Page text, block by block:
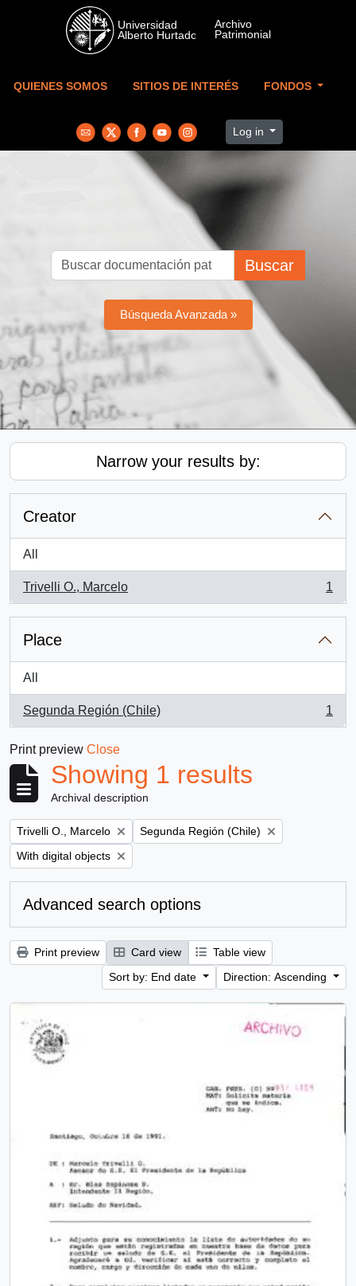
Skip to main content
QUIENES SOMOS SITIOS DE INTERÉS FONDOS
Log in
Buscar
Búsqueda Avanzada »
Narrow your results by:
Creator
All
Trivelli O., Marcelo
, 1 results
1
Place
All
Segunda Región (Chile)
, 1 results
1
Print preview Close
Showing 1 results
Archival description
Remove filter:
Trivelli O., Marcelo Remove filter:
Segunda Región (Chile)
Remove filter:
With digital objects
Advanced search options
Print preview Card view
Table view
Sort by: End date
Direction: Ascending